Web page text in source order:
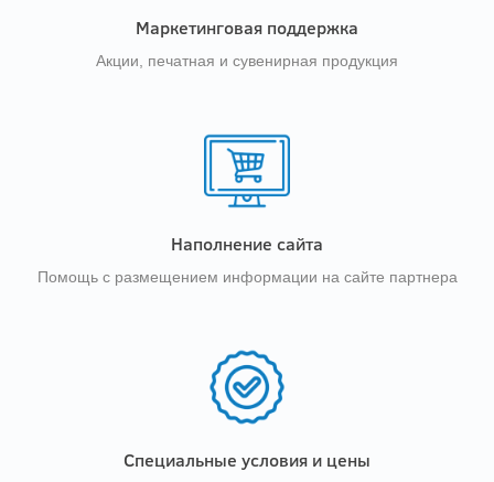
Маркетинговая поддержка
Акции, печатная и сувенирная продукция
Наполнение сайта
Помощь с размещением информации на сайте партнера
Специальные условия и цены